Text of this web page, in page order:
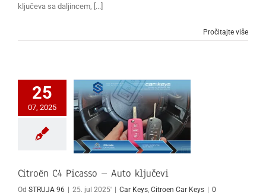
ključeva sa daljincem, [...]
Pročitajte više
25
07, 2025
Citroën C4 Picasso – Auto
Citroën C4 Picasso – Auto ključevi
Od STRUJA 96 25. jul 2025' Car Keys, Citroen Car Keys
0